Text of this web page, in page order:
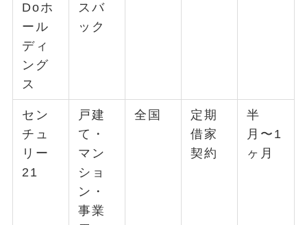
Doホ
ール
ディ
ング
ス
スバ
ック
セン
チュ
リー
21
戸建
て・
マン
ショ
ン・
事業
全国
定期
借家
契約
半
月〜1
ヶ月